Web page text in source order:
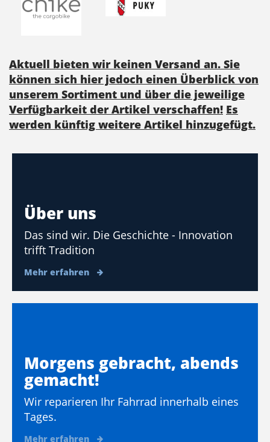
Aktuell bieten wir keinen Versand an. Sie
können sich hier jedoch einen Überblick von
unserem Sortiment und über die jeweilige
Verfügbarkeit der Artikel verschaffen! Es
werden künftig weitere Artikel hinzugefügt.
Über uns
Das sind wir. Die Geschichte - Innovation
trifft Tradition
Mehr erfahren
Morgens gebracht, abends
gemacht!
Wir reparieren Ihr Fahrrad innerhalb eines
Tages.
Mehr erfahren